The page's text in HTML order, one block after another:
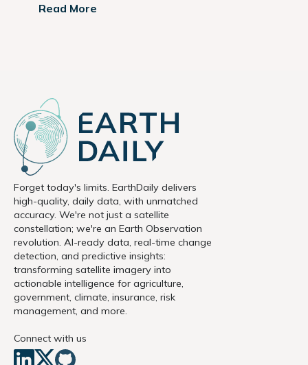
Read More
Forget today's limits. EarthDaily delivers
high-quality, daily data, with unmatched
accuracy. We're not just a satellite
constellation; we're an Earth Observation
revolution. AI-ready data, real-time change
detection, and predictive insights:
transforming satellite imagery into
actionable intelligence for agriculture,
government, climate, insurance, risk
management, and more.
Connect with us